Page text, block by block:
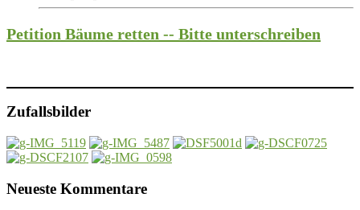
Petition Bäume retten -- Bitte unterschreiben
Zufallsbilder
Neueste Kommentare